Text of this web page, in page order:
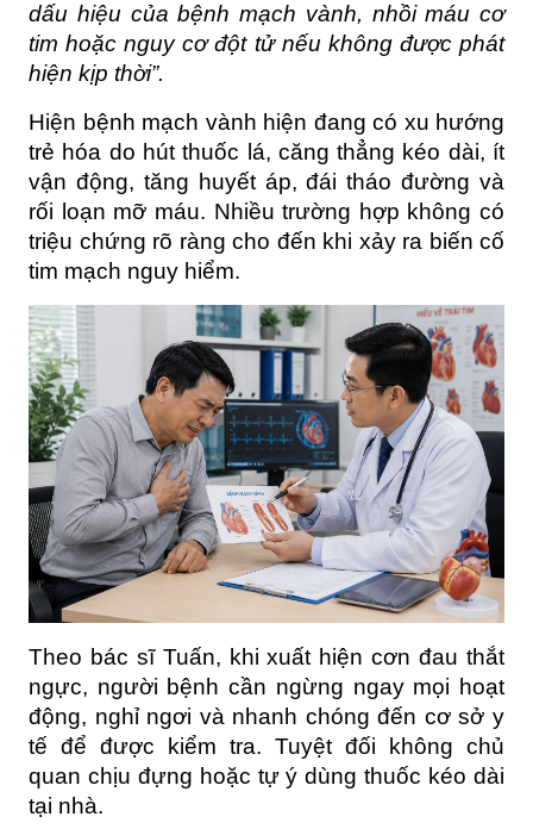
dấu hiệu của bệnh mạch vành, nhồi máu cơ
tim hoặc nguy cơ đột tử nếu không được phát
hiện kịp thời”.
Hiện bệnh mạch vành hiện đang có xu hướng
trẻ hóa do hút thuốc lá, căng thẳng kéo dài, ít
vận động, tăng huyết áp, đái tháo đường và
rối loạn mỡ máu. Nhiều trường hợp không có
triệu chứng rõ ràng cho đến khi xảy ra biến cố
tim mạch nguy hiểm.
Theo bác sĩ Tuấn, khi xuất hiện cơn đau thắt
ngực, người bệnh cần ngừng ngay mọi hoạt
động, nghỉ ngơi và nhanh chóng đến cơ sở y
tế để được kiểm tra. Tuyệt đối không chủ
quan chịu đựng hoặc tự ý dùng thuốc kéo dài
tại nhà.